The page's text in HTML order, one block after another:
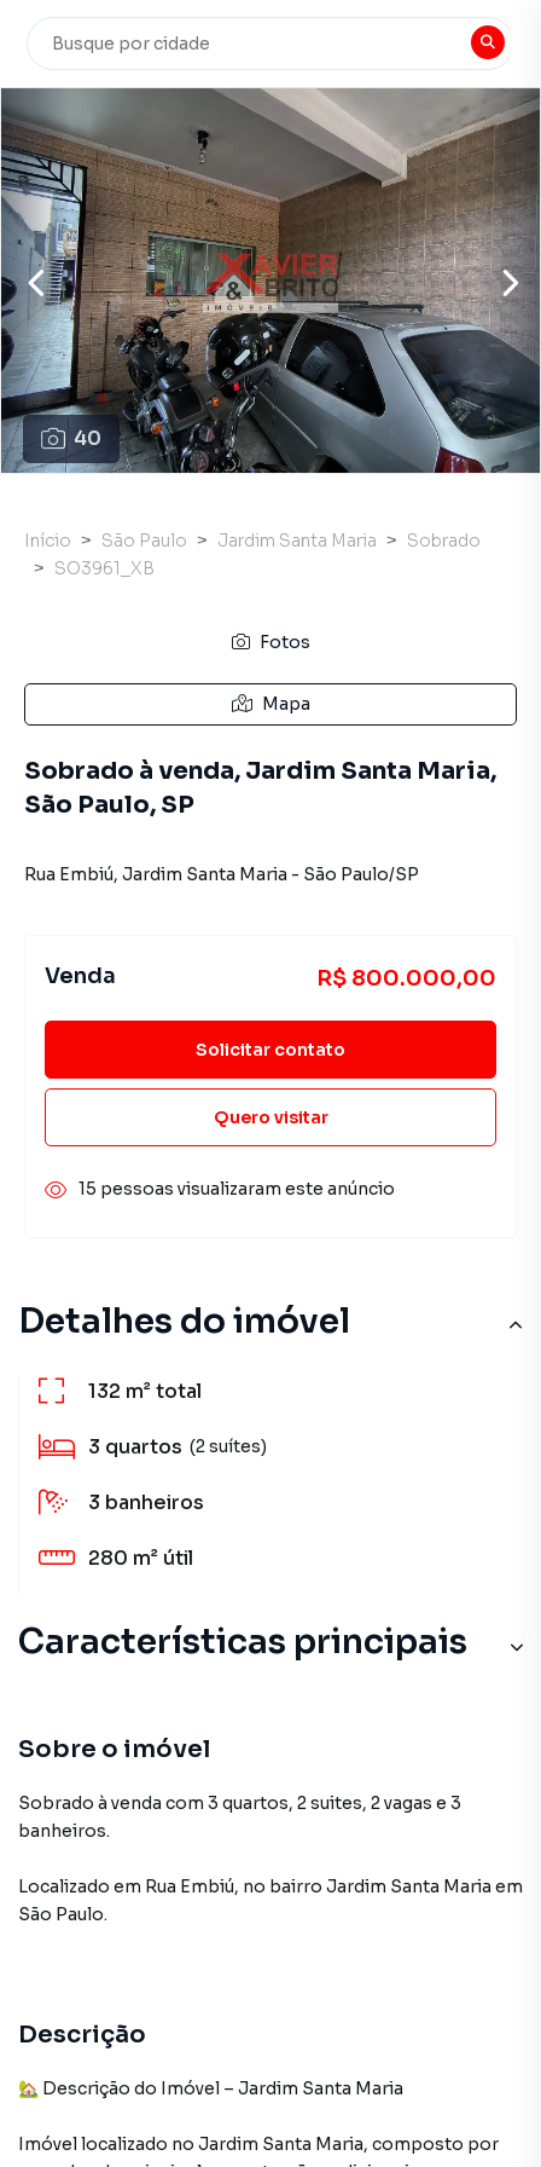
40
Detalhes do imóvel
132 m²total
3 quartos (2 suítes)
3 banheiros
280 m² útil
Características principais
Sobre o imóvel
Sobrado à venda com 3 quartos, 2 suites, 2 vagas e 3
banheiros.
Localizado em Rua Embiú, no bairro Jardim Santa Maria em
São Paulo.
Descrição
🏡 Descrição do Imóvel – Jardim Santa Maria
Imóvel localizado no Jardim Santa Maria, composto por
Início São Paulo Jardim Santa Maria
Sobrado
SO3961_XB
Fotos
Mapa
Sobrado à venda, Jardim Santa Maria,
São Paulo, SP
Rua Embiú, Jardim Santa Maria - São Paulo/SP
Venda R$ 800.000,00
Solicitar contato
Quero visitar
15 pessoas visualizaram este anúncio